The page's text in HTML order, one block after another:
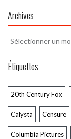
Archives
Archives
Étiquettes
20th Century Fox
Calysta Censure
Columbia Pictures